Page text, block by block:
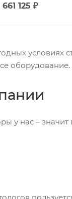
661 125 ₽
условиях
оборудование.
у нас –